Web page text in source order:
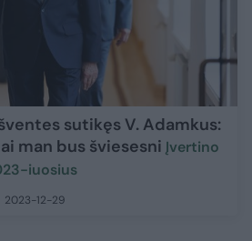
sutikęs V. Adamkus:
man bus šviesesni Įvertino
iuosius
2023-12-29